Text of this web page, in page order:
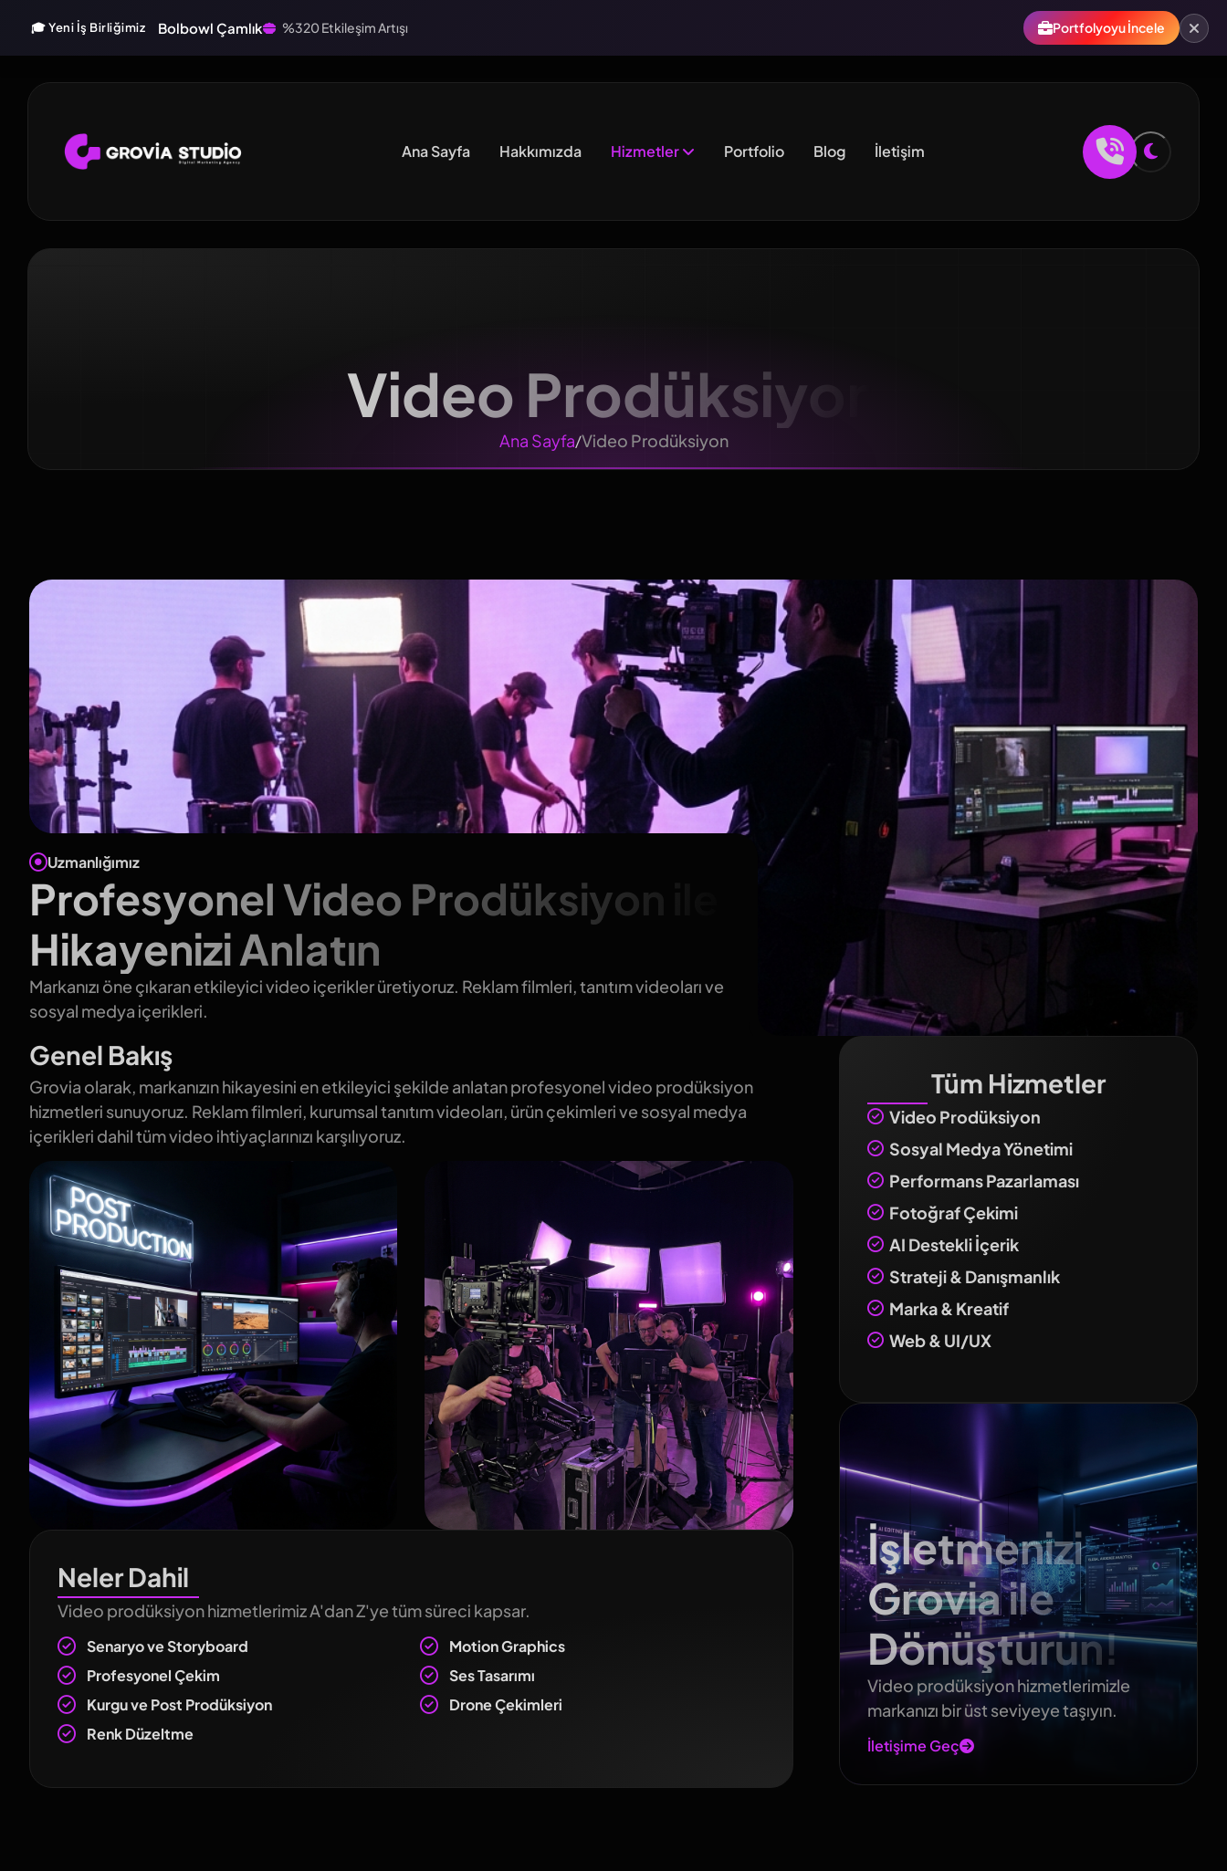
🎓 Yeni İş Birliğimiz Bolbowl Çamlık %320 Etkileşim Artışı Portfolyoyu İncele
Ana Sayfa Hakkımızda Hizmetler Portfolio Blog İletişim
Video Prodüksiyon
Ana Sayfa/Video Prodüksiyon
Uzmanlığımız
Profesyonel Video Prodüksiyon ile
Hikayenizi Anlatın
Markanızı öne çıkaran etkileyici video içerikler üretiyoruz. Reklam filmleri, tanıtım videoları ve
sosyal medya içerikleri.
Genel Bakış
Grovia olarak, markanızın hikayesini en etkileyici şekilde anlatan profesyonel video prodüksiyon
hizmetleri sunuyoruz. Reklam filmleri, kurumsal tanıtım videoları, ürün çekimleri ve sosyal medya
içerikleri dahil tüm video ihtiyaçlarınızı karşılıyoruz.
Neler Dahil
Video prodüksiyon hizmetlerimiz A'dan Z'ye tüm süreci kapsar.
Senaryo ve Storyboard
Profesyonel Çekim
Kurgu ve Post Prodüksiyon
Renk Düzeltme
Motion Graphics
Ses Tasarımı
Drone Çekimleri
Tüm Hizmetler
Video Prodüksiyon
Sosyal Medya Yönetimi
Performans Pazarlaması
Fotoğraf Çekimi
AI Destekli İçerik
Strateji & Danışmanlık
Marka & Kreatif
Web & UI/UX
İşletmenizi
Grovia ile
Dönüştürün!
Video prodüksiyon hizmetlerimizle
markanızı bir üst seviyeye taşıyın.
İletişime Geç